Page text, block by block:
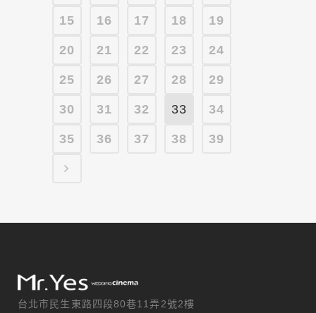
15 16 17 18 19
20 21 22 23 24
25 26 27 28 29
30 31 32 33 34
35 36 37 38 39
台北市民生東路四段80巷11弄2號2樓